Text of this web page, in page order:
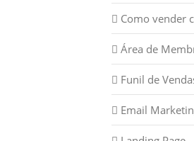
Como vender
Área de
Funil de
Email